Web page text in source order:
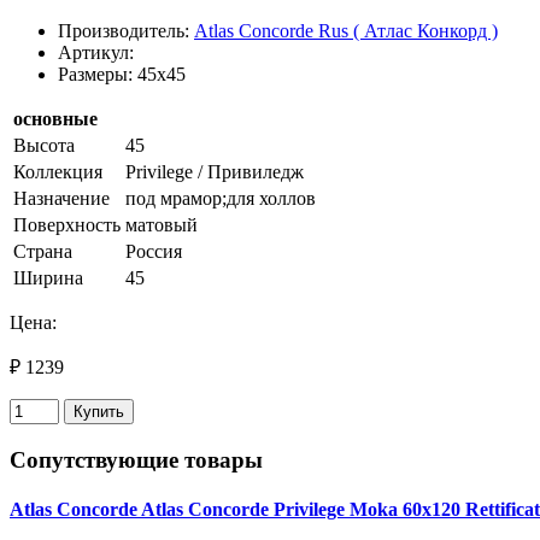
Производитель: Atlas Concorde Rus ( Атлас Конкорд )
Артикул:
Размеры: 45x45
основные
Высота
45
Коллекция
Privilege / Привиледж
Назначение
под мрамор;для холлов
Поверхность матовый
Страна
Россия
Ширина
45
Цена:
₽ 1239
Купить
Сопутствующие товары
Atlas Concorde Atlas Concorde Privilege Moka 60х120